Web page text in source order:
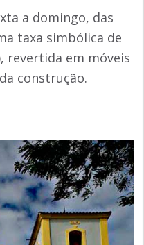
a domingo, das
taxa simbólica de
revertida em móveis
construção.